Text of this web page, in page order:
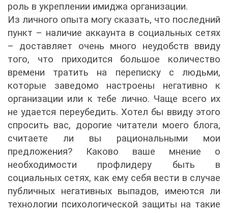
роль в укреплении имиджа организации.
Из личного опыта могу сказать, что последний
пункт – наличие аккаунта в социальных сетях
– доставляет очень много неудобств ввиду
того, что приходится большое количество
времени тратить на переписку с людьми,
которые заведомо настроены негативно к
организации или к тебе лично. Чаще всего их
не удается переубедить. Хотел бы ввиду этого
спросить вас, дорогие читатели моего блога,
считаете ли вы рациональными мои
предложения? Каково ваше мнение о
необходимости профлидеру быть в
социальных сетях, как ему себя вести в случае
публичных негативных выпадов, имеются ли
технологии психологической защиты на такие